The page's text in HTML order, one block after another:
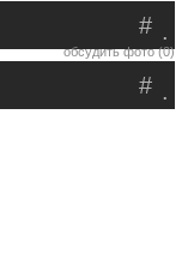
.
#
обсудить фото (0)
.
#